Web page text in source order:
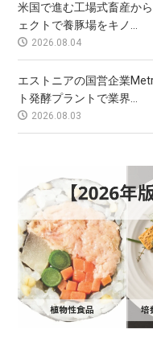
米国で進む工場式畜産か
ェクトで養豚場をキノ...
2026.08.04
エストニアの国営企業
ト発酵プラントで業界...
2026.08.03